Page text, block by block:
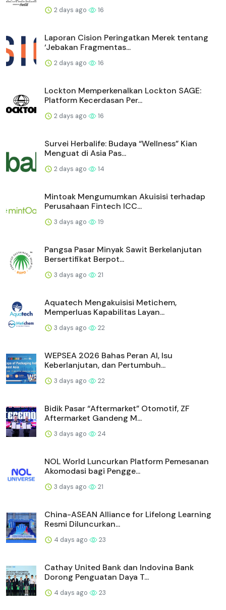
2 days ago 16
Laporan Cision Peringatkan Merek tentang
‘Jebakan Fragmentas...
2 days ago 16
Lockton Memperkenalkan Lockton SAGE:
Platform Kecerdasan Per...
2 days ago 16
Survei Herbalife: Budaya “Wellness” Kian
Menguat di Asia Pas...
2 days ago 14
Mintoak Mengumumkan Akuisisi terhadap
Perusahaan Fintech ICC...
3 days ago 19
Pangsa Pasar Minyak Sawit Berkelanjutan
Bersertifikat Berpot...
3 days ago 21
Aquatech Mengakuisisi Metichem,
Memperluas Kapabilitas Layan...
3 days ago 22
WEPSEA 2026 Bahas Peran AI, Isu
Keberlanjutan, dan Pertumbuh...
3 days ago 22
Bidik Pasar “Aftermarket” Otomotif, ZF
Aftermarket Gandeng M...
3 days ago 24
NOL World Luncurkan Platform Pemesanan
Akomodasi bagi Pengge...
3 days ago 21
China-ASEAN Alliance for Lifelong Learning
Resmi Diluncurkan...
4 days ago 23
Cathay United Bank dan Indovina Bank
Dorong Penguatan Daya T...
4 days ago 23